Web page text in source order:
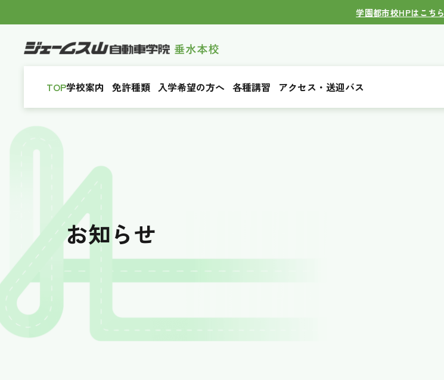
学園都市校HPはこちら
TOP学校案内 免許種類 入学希望の方へ 各種講習 アクセス・送迎バス
お知らせ